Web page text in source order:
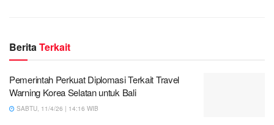
BeritaTerkait
Pemerintah Perkuat Diplomasi Terkait Travel
Warning Korea Selatan untuk Bali
SABTU, 11/4/26 | 14:16 WIB